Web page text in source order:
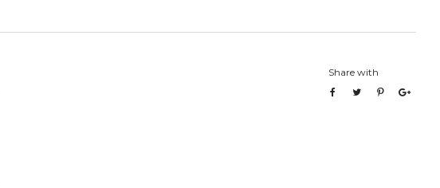
Share with